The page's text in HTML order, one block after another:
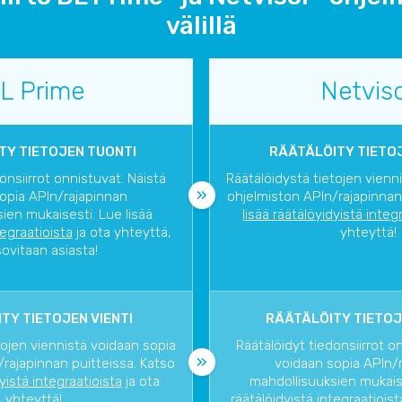
välillä
Prime
TIETOJEN TUONTI
onnistuvat. Näistä
APIn/rajapinnan
mukaisesti. Lue lisää
ja ota yhteyttä,
asiasta!
RÄÄTÄLÖITY
Räätälöidystä tietojen
ohjelmiston APIn/
lisää räätälöyidyistä
yhteyttä!
TIETOJEN VIENTI
viennistä voidaan sopia
puitteissa. Katso
integraatioista ja ota
RÄÄTÄLÖITY
Räätälöidyt tiedonsiirrot
voidaan sopia APIn/
mahdollisuuksien